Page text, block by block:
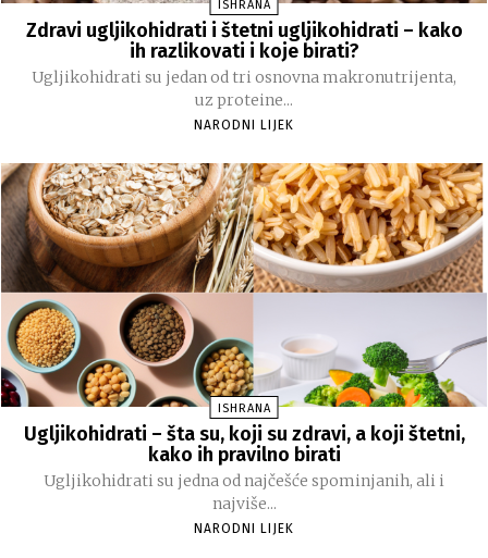
ISHRANA
Zdravi ugljikohidrati i štetni ugljikohidrati – kako
ih razlikovati i koje birati?
Ugljikohidrati su jedan od tri osnovna makronutrijenta,
uz proteine...
NARODNI LIJEK
ISHRANA
Ugljikohidrati – šta su, koji su zdravi, a koji štetni,
kako ih pravilno birati
Ugljikohidrati su jedna od najčešće spominjanih, ali i
najviše...
NARODNI LIJEK